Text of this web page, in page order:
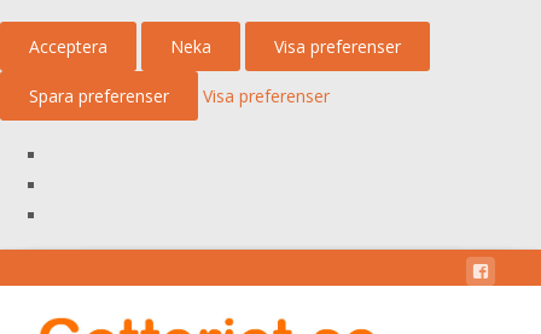
Acceptera Neka Visa preferenser
Spara preferenser Visa preferenser